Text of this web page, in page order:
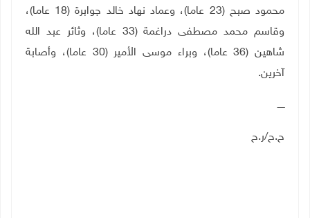
محمود صبح (23 عاما)، وعماد نهاد خالد جوابرة (18 عاما)،
وقاسم محمد مصطفى دراغمة (33 عاما)، وثائر عبد الله
شاهين (36 عاما)، وبراء موسى الأمير (30 عاما)، وأصابة
آخرين.
ـــــ
ح.ح/ر.ح